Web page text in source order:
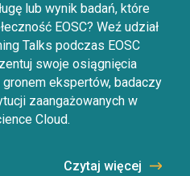
lub wynik badań, które
EOSC? Weź udział
Talks podczas EOSC
swoje osiągnięcia
ekspertów, badaczy
zaangażowanych w
Cloud.
Czytaj więcej